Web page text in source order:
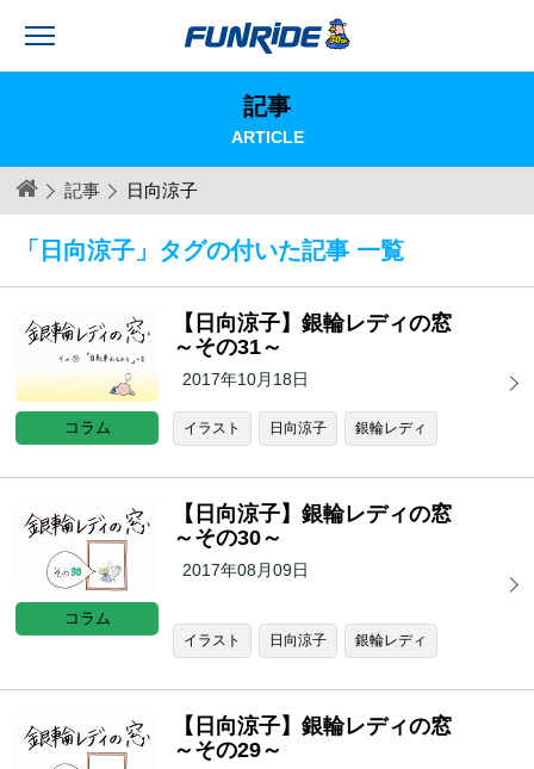
記事
ARTICLE
記事 日向涼子
「日向涼子」タグの付いた記事 一覧
コラム
【日向涼子】銀輪レディの窓
～その31～
2017年10月18日
イラスト 日向涼子 銀輪レディ
コラム
【日向涼子】銀輪レディの窓
～その30～
2017年08月09日
イラスト 日向涼子 銀輪レディ
【日向涼子】銀輪レディの窓
～その29～